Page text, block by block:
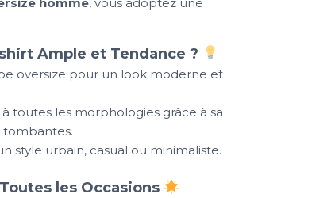
Ample et Tendance ?
oversize pour un look moderne et
toutes les morphologies grâce à sa
tombantes.
style urbain, casual ou minimaliste.
les Occasions